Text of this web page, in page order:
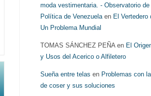
moda vestimentaria. - Observatorio
Política de Venezuelaen El Vertedero
Un Problema Mundial
TOMAS SÁNCHEZ PEÑAen El
y Usos del Acerico o Alfiletero
Sueña entre telas en Problemas con
de coser y sus soluciones